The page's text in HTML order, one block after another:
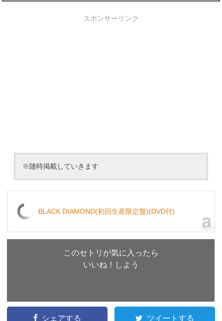
スポンサーリンク
※随時掲載していきます
BLACK DIAMOND(初回生産限定盤)(DVD付)
このセトリが気に入ったら
いいね！しよう
シェアする ツイートする